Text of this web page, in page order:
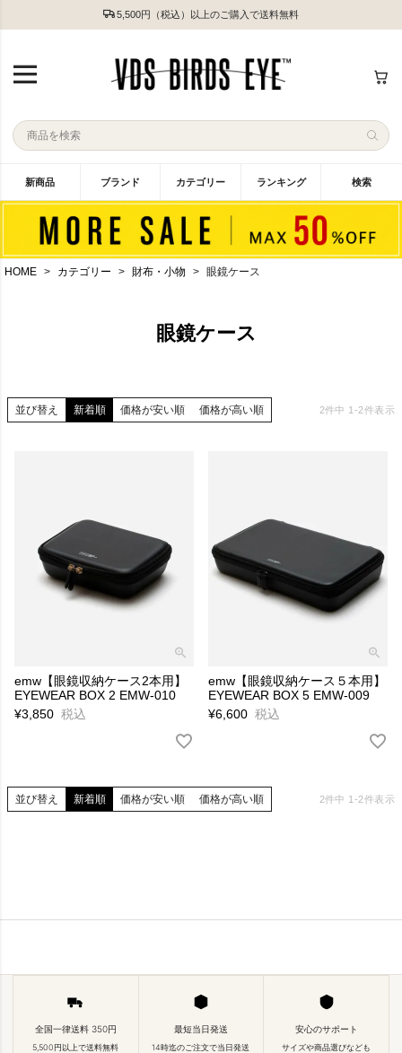
5,500円（税込）以上のご購入で送料無料
新商品 ブランド カテゴリー ランキング 検索
HOME カテゴリー 財布・小物 眼鏡ケース
眼鏡ケース
並び替え 新着順 価格が安い順 価格が高い順 2件中 1 -2件表示
emw【眼鏡収納ケース2本用】
EYEWEAR BOX 2 EMW-010
¥3,850 税込
emw【眼鏡収納ケース５本用】
EYEWEAR BOX 5 EMW-009
¥6,600 税込
並び替え 新着順 価格が安い順 価格が高い順 2件中 1 -2件表示
全国一律送料 350円
5,500円以上で送料無料
最短当日発送
14時迄のご注文で当日発送
安心のサポート
サイズや商品選びなども